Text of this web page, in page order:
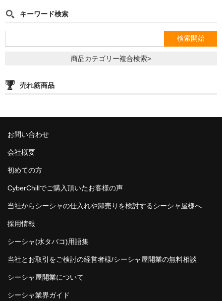
キーワード検索
商品カテゴリー複合検索>
売れ筋商品
お問い合わせ
会社概要
初めての方
CyberChillでご購入頂いたお客様の声
当社からシーシャの仕入れや卸売りを検討するシーシャ屋様へ
採用情報
シーシャ(水タバコ)用語集
当社とお取引をご検討の経営者様/シーシャ屋開業の無料相談
シーシャ屋開業について
シーシャ業界ガイド